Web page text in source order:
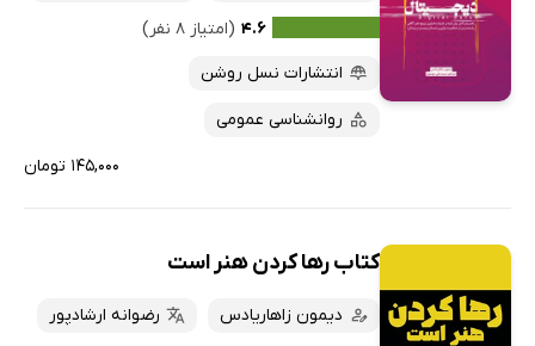
۴.۶ (امتیاز ۸ نفر)
انتشارات نسل روشن
روانشناسی عمومی
۱۴۵,۰۰۰ تومان
کتاب رها کردن هنر است
دیمون زاهاریادس
رضوانه ارشادپور